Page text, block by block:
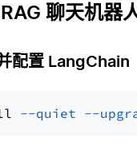
聊天机器
配置 LangChain
--quiet --